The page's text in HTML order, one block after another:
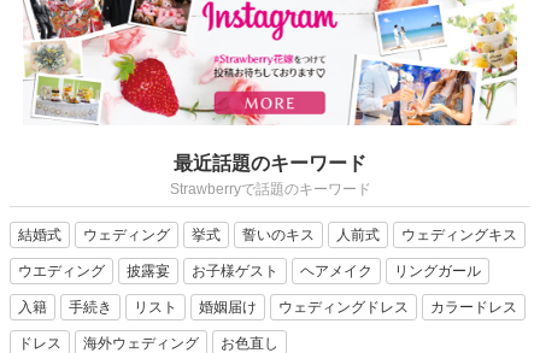
最近話題のキーワード
Strawberryで話題のキーワード
結婚式 ウェディング 挙式 誓いのキス 人前式 ウェディングキス
ウエディング 披露宴 お子様ゲスト ヘアメイク リングガール
入籍 手続き リスト 婚姻届け ウェディングドレス カラードレス
ドレス 海外ウェディング お色直し